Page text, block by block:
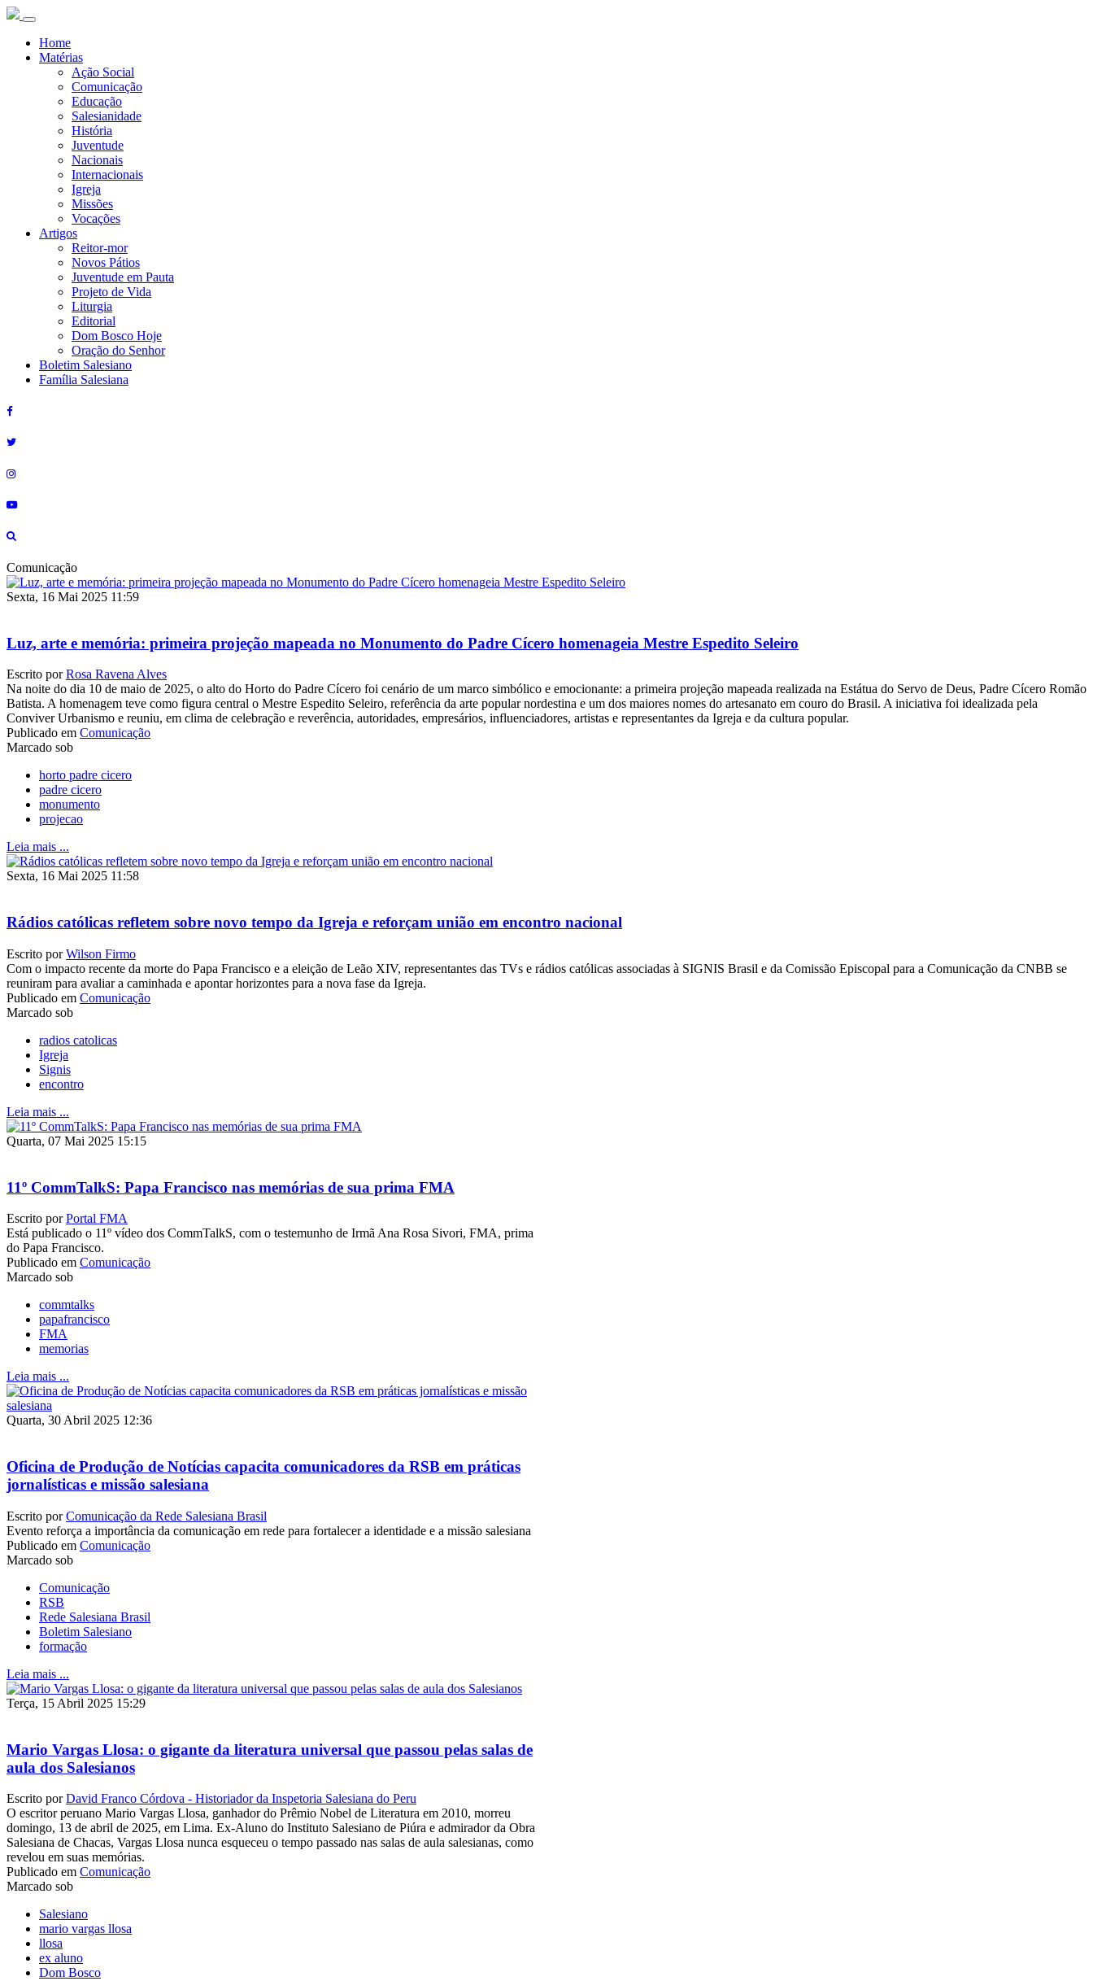
Home
Matérias
Ação Social
Comunicação
Educação
Salesianidade
História
Juventude
Nacionais
Internacionais
Igreja
Missões
Vocações
Artigos
Reitor-mor
Novos Pátios
Juventude em Pauta
Projeto de Vida
Liturgia
Editorial
Dom Bosco Hoje
Oração do Senhor
Boletim Salesiano
Família Salesiana
Comunicação
Sexta, 16 Mai 2025 11:59
Luz, arte e memória: primeira projeção mapeada no Monumento do Padre Cícero homenageia Mestre Espedito Seleiro
Escrito porRosa Ravena Alves
Na noite do dia 10 de maio de 2025, o alto do Horto do Padre Cícero foi cenário de um marco simbólico e emocionante: a primeira projeção mapeada realizada na Estátua do Servo de Deus, Padre Cícero Romão
Batista. A homenagem teve como figura central o Mestre Espedito Seleiro, referência da arte popular nordestina e um dos maiores nomes do artesanato em couro do Brasil. A iniciativa foi idealizada pela
Conviver Urbanismo e reuniu, em clima de celebração e reverência, autoridades, empresários, influenciadores, artistas e representantes da Igreja e da cultura popular.
Publicado em Comunicação
Marcado sob
horto padre cicero
padre cicero
monumento
projecao
Leia mais ...
Sexta, 16 Mai 2025 11:58
Rádios católicas refletem sobre novo tempo da Igreja e reforçam união em encontro nacional
Escrito porWilson Firmo
Com o impacto recente da morte do Papa Francisco e a eleição de Leão XIV, representantes das TVs e rádios católicas associadas à SIGNIS Brasil e da Comissão Episcopal para a Comunicação da CNBB se
reuniram para avaliar a caminhada e apontar horizontes para a nova fase da Igreja.
Publicado em Comunicação
Marcado sob
radios catolicas
Igreja
Signis
encontro
Leia mais ...
Quarta, 07 Mai 2025 15:15
11º CommTalkS: Papa Francisco nas memórias de sua prima FMA
Escrito porPortal FMA
Está publicado o 11º vídeo dos CommTalkS, com o testemunho de Irmã Ana Rosa Sivori, FMA, prima
do Papa Francisco.
Publicado em Comunicação
Marcado sob
commtalks
papafrancisco
FMA
memorias
Leia mais ...
Quarta, 30 Abril 2025 12:36
Oficina de Produção de Notícias capacita comunicadores da RSB em práticas
jornalísticas e missão salesiana
Escrito porComunicação da Rede Salesiana Brasil
Evento reforça a importância da comunicação em rede para fortalecer a identidade e a missão salesiana
Publicado em Comunicação
Marcado sob
Comunicação
RSB
Rede Salesiana Brasil
Boletim Salesiano
formação
Leia mais ...
Terça, 15 Abril 2025 15:29
Mario Vargas Llosa: o gigante da literatura universal que passou pelas salas de
aula dos Salesianos
Escrito porDavid Franco Córdova - Historiador da Inspetoria Salesiana do Peru
O escritor peruano Mario Vargas Llosa, ganhador do Prêmio Nobel de Literatura em 2010, morreu
domingo, 13 de abril de 2025, em Lima. Ex-Aluno do Instituto Salesiano de Piúra e admirador da Obra
Salesiana de Chacas, Vargas Llosa nunca esqueceu o tempo passado nas salas de aula salesianas, como
revelou em suas memórias.
Publicado em Comunicação
Marcado sob
Salesiano
mario vargas llosa
llosa
ex aluno
Dom Bosco